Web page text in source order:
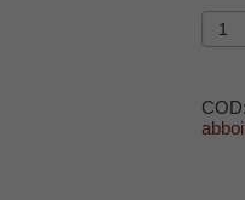
MI
MB
su
COD: